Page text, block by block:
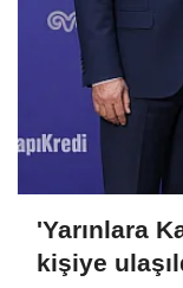
'Yarınlara
kişiye